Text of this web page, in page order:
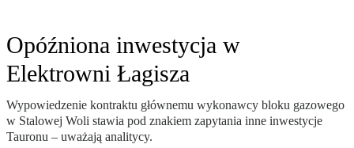
Opóźniona inwestycja w
Elektrowni Łagisza
Wypowiedzenie kontraktu głównemu wykonawcy bloku gazowego
w Stalowej Woli stawia pod znakiem zapytania inne inwestycje
Tauronu – uważają analitycy.